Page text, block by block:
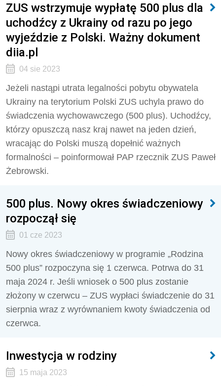
ZUS wstrzymuje wypłatę 500 plus dla
uchodźcy z Ukrainy od razu po jego
wyjeździe z Polski. Ważny dokument
diia.pl
04 sie 2023
Jeżeli nastąpi utrata legalności pobytu obywatela
Ukrainy na terytorium Polski ZUS uchyla prawo do
świadczenia wychowawczego (500 plus). Uchodźcy,
którzy opuszczą nasz kraj nawet na jeden dzień,
wracając do Polski muszą dopełnić ważnych
formalności – poinformował PAP rzecznik ZUS Paweł
Żebrowski.
500 plus. Nowy okres świadczeniowy
rozpoczął się
01 cze 2023
Nowy okres świadczeniowy w programie „Rodzina
500 plus” rozpoczyna się 1 czerwca. Potrwa do 31
maja 2024 r. Jeśli wniosek o 500 plus zostanie
złożony w czerwcu – ZUS wypłaci świadczenie do 31
sierpnia wraz z wyrównaniem kwoty świadczenia od
czerwca.
Inwestycja w rodziny
15 maja 2023